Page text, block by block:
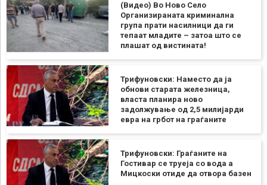
(Видео) Во Ново Село
Организираната криминална
група прати насилници да ги
тепаат младите – затоа што се
плашат од вистината!
Трифуновски: Наместо да ја
обнови старата железница,
власта планира ново
задолжување од 2,5 милијарди
евра на грбот на граѓаните
Трифуновски: Граѓаните на
Гостивар се труеја со вода а
Мицкоски отиде да отвора базен